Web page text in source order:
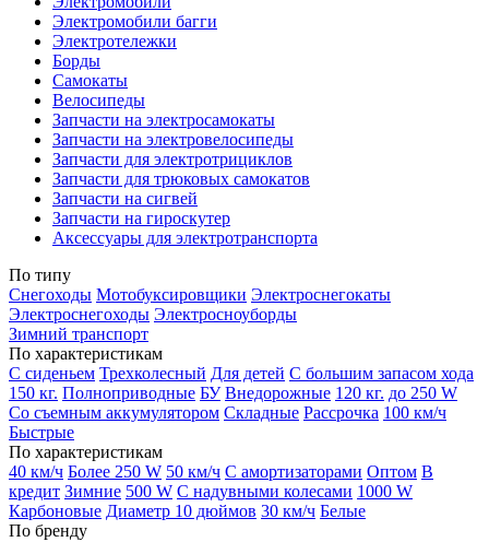
Электромобили багги
Электротележки
Борды
Самокаты
Велосипеды
Запчасти на электросамокаты
Запчасти на электровелосипеды
Запчасти для электротрициклов
Запчасти для трюковых самокатов
Запчасти на сигвей
Запчасти на гироскутер
Аксессуары для электротранспорта
По типу
Снегоходы Мотобуксировщики Электроснегокаты
Электроснегоходы Электросноуборды
Зимний транспорт
По характеристикам
С сиденьем Трехколесный Для детей С большим запасом хода
150 кг. Полноприводные БУ Внедорожные 120 кг. до 250 W
Со съемным аккумулятором Складные Рассрочка 100 км/ч
Быстрые
По характеристикам
40 км/ч Более 250 W 50 км/ч С амортизаторами Оптом В
кредит Зимние 500 W С надувными колесами 1000 W
Карбоновые Диаметр 10 дюймов 30 км/ч Белые
По бренду